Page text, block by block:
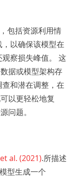
包括资源利用情
以确保该模型在
察损失峰值。 这
据或模型架构存
和潜在调整，在
以更轻松地复
问题。
al. (2021).所描述
型生成一个